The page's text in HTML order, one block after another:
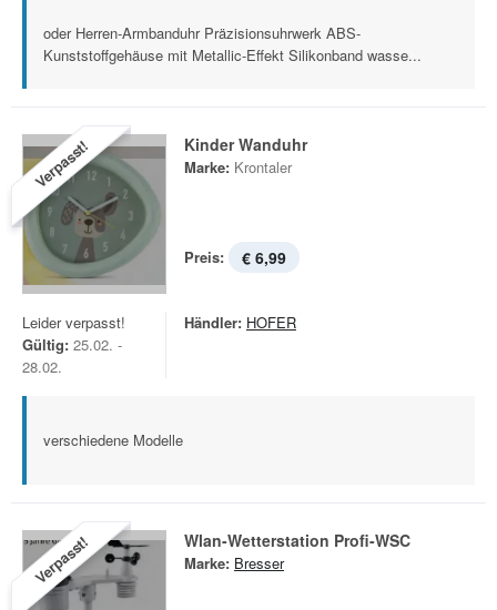
oder Herren-Armbanduhr Präzisionsuhrwerk ABS-
Kunststoffgehäuse mit Metallic-Effekt Silikonband wasse...
Verpasst! Kinder Wanduhr
Marke: Krontaler
Preis: € 6,99
Leider verpasst!
Gültig: 25.02. -
28.02.
Händler: HOFER
verschiedene Modelle
Verpasst! Wlan-Wetterstation Profi-WSC
Marke: Bresser